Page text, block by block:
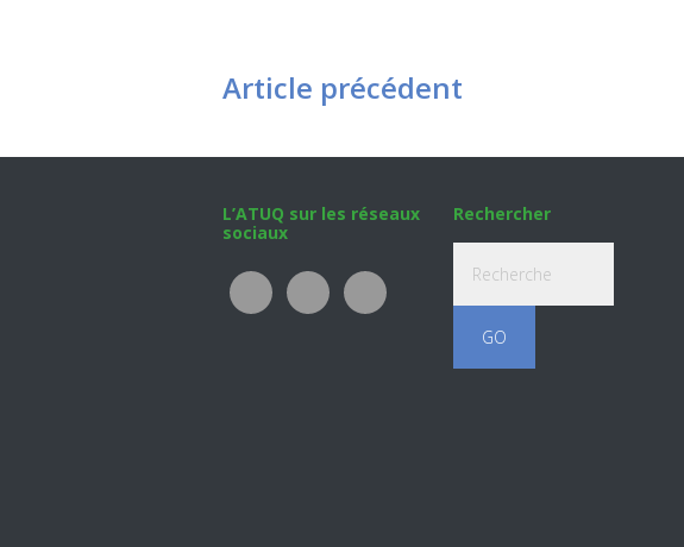
Article précédent
L’ATUQ sur les réseaux
sociaux
Rechercher